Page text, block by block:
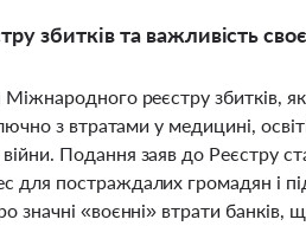
збитків та важливість
реєстру збитків,
з втратами у медицині,
Подання заяв до Реєстру
постраждалих громадян і
значні «воєнні» втрати банків,